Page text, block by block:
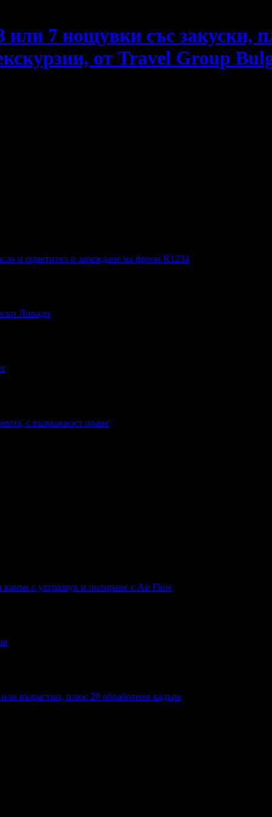
7 нощувки със закуски,
от Travel Group
и оцветител и зареждане на фреон R1234
Ливади
с възможност пране
камък с ултразвук и полиране с Air Flow
възрастни, плюс 20 обработени кадъра